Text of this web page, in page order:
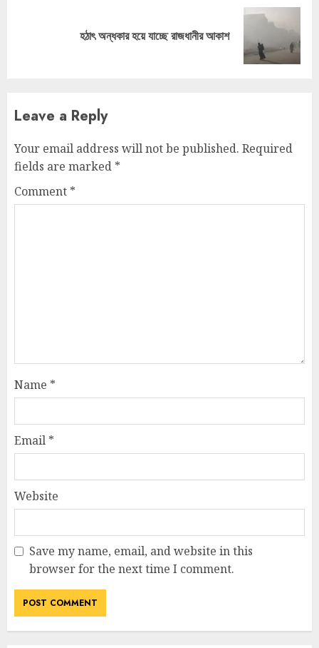
হঠাৎ অন্ধকার হয়ে যাচ্ছে রাজধানীর আকাশ
Leave a Reply
Your email address will not be published. Required
fields are marked *
Comment *
Name *
Email *
Website
Save my name, email, and website in this
browser for the next time I comment.